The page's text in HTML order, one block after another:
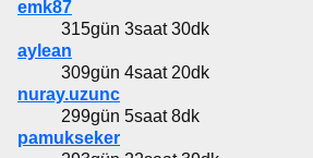
emk87
315gün 3saat 30dk
aylean
309gün 4saat 20dk
nuray.uzunc
299gün 5saat 8dk
pamukseker